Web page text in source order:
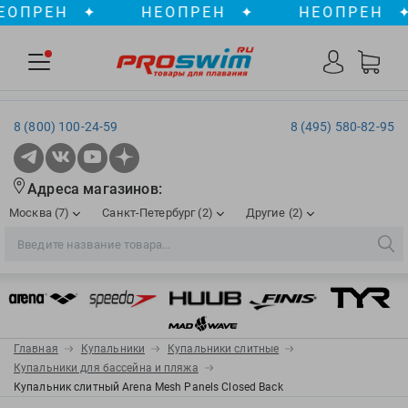
✦ НЕОПРЕН ✦ НЕОПРЕН ✦
8 (495) 580-82-95
8 (800) 100-24-59
Aqua Sphere
AquaFeel
Aqurun
Ergosport
Expand-a-Lung
FOGGIES
Адреса магазинов:
Москва (7)
Рижская
Войковская/Балтийская, ТЦ «Метрополис»
Славянский бульвар , ТЦ «Океания»
Санкт-Петербург (2)
Сенная пл./Садовая , ТЦ «ПИК»
Обводный канал, ТРК «Лиговъ»
Другие (2)
Краснодар
ул. им. Володи Головатого, д. 311
ТЦ «Галерея», 2 этаж
С 10.00 до 22.00
Телефон магазина: 8 (861) 204-20-01
Главная Купальники
Купальники слитные
Купальники для бассейна и пляжа
Купальник слитный Arena Mesh Panels Closed Back